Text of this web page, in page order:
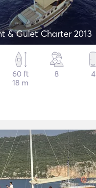
& Gulet Charter 2013
60 ft
18 m
8 4